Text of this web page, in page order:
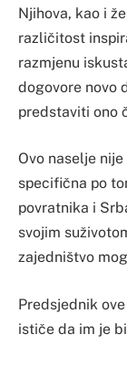
Njihova, kao i
različitost
razmjenu
dogovore novo
predstaviti ono
Ovo naselje
specifična po
povratnika i
svojim
zajedništvo
Predsjednik
ističe da im je